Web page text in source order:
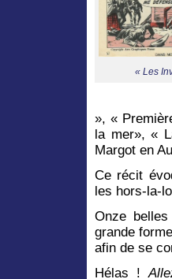
« Les
», «
la mer», «
Margot en
Ce récit
les hors-la-
Onze
grande
afin de se
Hélas !